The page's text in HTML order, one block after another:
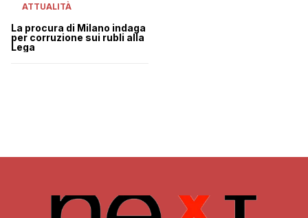
ATTUALITÀ
La procura di Milano indaga
per corruzione sui rubli alla
Lega